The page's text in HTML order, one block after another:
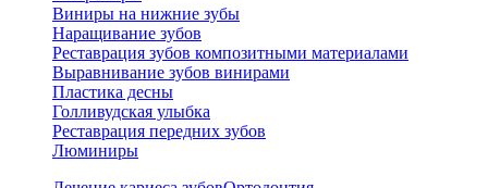
Виниры на нижние зубы
Наращивание зубов
Реставрация зубов композитными материалами
Выравнивание зубов винирами
Пластика десны
Голливудская улыбка
Реставрация передних зубов
Люминиры